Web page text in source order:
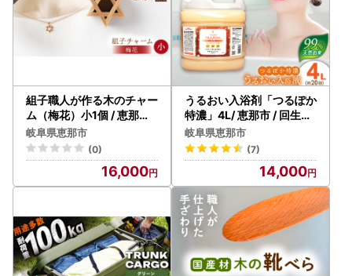
いたします。
ーーーーーーーーーーーーーーーーーーーーーーーー
■恵那市ふるさと納税サポート室
受付時間：9:30～17:00
(土曜日・日曜日・祝日及び12月29日〜1月3日を除く)
メール：ena@steamship.co.jp
【個人情報の取り扱いについて】
お寄せいただいた個人情報は、寄附金の受付、入金及び返礼
品発送に係る確認・連絡、各種お問い合わせ、寄附の使い道
のお知らせの広報等に利用するものであり、それ以外の目的
で使用するものではありません。返礼品発送に関して、必要
最低限の範囲において返礼品取扱い事業者に通知します。
組子職人が作る木のチャー
ム（梅花）小1個 / 恵那市 /
所建具店 [AUED005]
岐阜県恵那市
(0)
16,000
うるおい入浴剤「つるぽか
特濃」4L/ 恵那市 / 回生堂
[AUAU004] 入浴剤
岐阜県恵那市
(7)
14,000